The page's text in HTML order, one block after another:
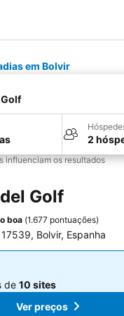
em Bolvir
2
influenciam os resultados
Golf
boa (1.677 pontuações)
Bolvir, Espanha
de 10 sites
Ver preços
de 10 sites
Ver preços